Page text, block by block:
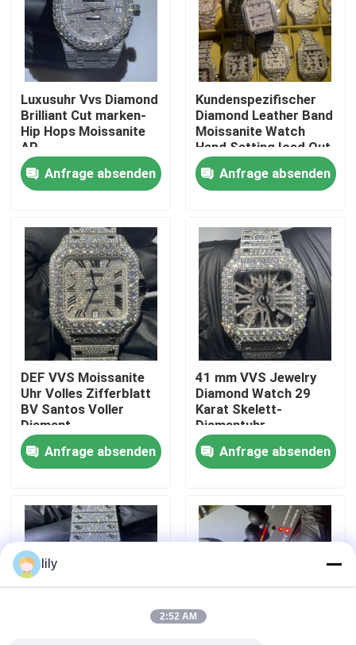
Haus
Produkte
Über uns
Fabrik-Ausflug
Qualitätskontrolle
Treten Sie mit uns in Verbindung
Fälle
Fordern Sie ein Zitat
Luxusuhr Vvs Diamond
Brilliant Cut marken-
Hip Hops Moissanite
AP
Anfrage absenden
Kundenspezifischer
Diamond Leather Band
Moissanite Watch
Hand Setting Iced Out
3EX
Anfrage absenden
DEF VVS Moissanite
Uhr Volles Zifferblatt
BV Santos Voller
Diamant
Anfrage absenden
41 mm VVS Jewelry
Diamond Watch 29
Karat Skelett-
Diamantuhr
Anfrage absenden
lily
2:52 AM